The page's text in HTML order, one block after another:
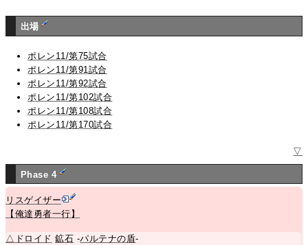
出場
ポレン11/第75試合
ポレン11/第91試合
ポレン11/第92試合
ポレン11/第102試合
ポレン11/第108試合
ポレン11/第170試合
▽
Phase 4
リスゲイザー
【俺達勇者一行】
△ ドロイド 鉱石 -パルテナの盾-